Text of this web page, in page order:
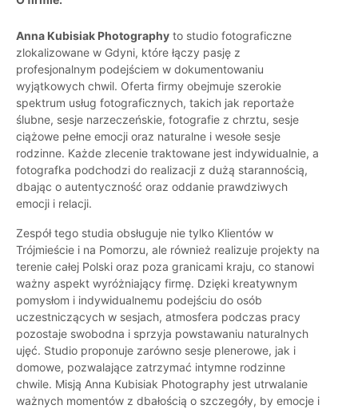
Anna Kubisiak Photography to studio fotograficzne
zlokalizowane w Gdyni, które łączy pasję z
profesjonalnym podejściem w dokumentowaniu
wyjątkowych chwil. Oferta firmy obejmuje szerokie
spektrum usług fotograficznych, takich jak reportaże
ślubne, sesje narzeczeńskie, fotografie z chrztu, sesje
ciążowe pełne emocji oraz naturalne i wesołe sesje
rodzinne. Każde zlecenie traktowane jest indywidualnie, a
fotografka podchodzi do realizacji z dużą starannością,
dbając o autentyczność oraz oddanie prawdziwych
emocji i relacji.
Zespół tego studia obsługuje nie tylko Klientów w
Trójmieście i na Pomorzu, ale również realizuje projekty na
terenie całej Polski oraz poza granicami kraju, co stanowi
ważny aspekt wyróżniający firmę. Dzięki kreatywnym
pomysłom i indywidualnemu podejściu do osób
uczestniczących w sesjach, atmosfera podczas pracy
pozostaje swobodna i sprzyja powstawaniu naturalnych
ujęć. Studio proponuje zarówno sesje plenerowe, jak i
domowe, pozwalające zatrzymać intymne rodzinne
chwile. Misją Anna Kubisiak Photography jest utrwalanie
ważnych momentów z dbałością o szczegóły, by emocje i